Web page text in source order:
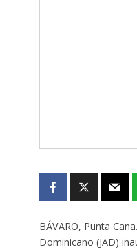
BÁVARO, Punta
Dominicano (JAD)